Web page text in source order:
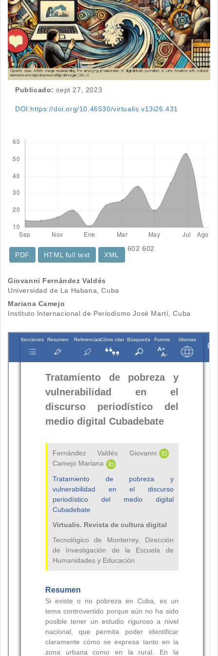
Publicado: sept 27, 2023
DOI:https://doi.org/10.46530/virtualis.v13i26.431
602
PDF
602
HTML full text
XML
Contenido
principal
del
artículo
Giovanni Fernández Valdés
Universidad de La Habana, Cuba
Mariana Camejo
Instituto Internacional de Periodismo José Martí, Cuba